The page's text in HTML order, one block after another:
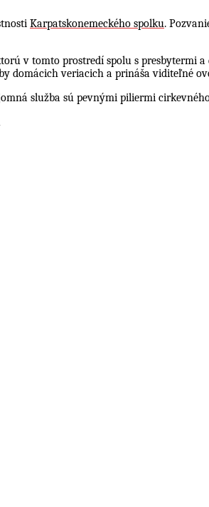
Karpatskonemeckého spolku.
v tomto prostredí spolu s
domácich veriacich a prináša viditeľné
služba sú pevnými piliermi